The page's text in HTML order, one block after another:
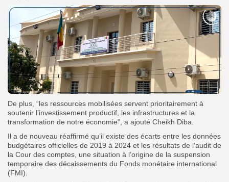
De plus, “les ressources mobilisées servent prioritairement à
soutenir l’investissement productif, les infrastructures et la
transformation de notre économie”, a ajouté Cheikh Diba.
Il a de nouveau réaffirmé qu’il existe des écarts entre les données
budgétaires officielles de 2019 à 2024 et les résultats de l’audit de
la Cour des comptes, une situation à l’origine de la suspension
temporaire des décaissements du Fonds monétaire international
(FMI).